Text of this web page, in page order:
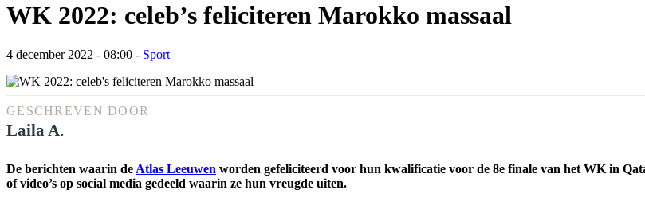
WK 2022: celeb’s feliciteren Marokko massaal
4 december 2022 - 08:00 - Sport
GESCHREVEN DOOR
Laila A.
De berichten waarin de Atlas Leeuwen worden gefeliciteerd voor hun kwalificatie voor de 8e finale van het WK in
of video’s op social media gedeeld waarin ze hun vreugde uiten.